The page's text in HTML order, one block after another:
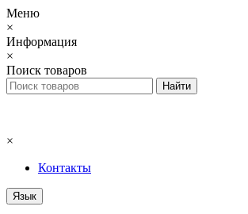
Меню
×
Информация
×
Поиск товаров
×
Контакты
Язык